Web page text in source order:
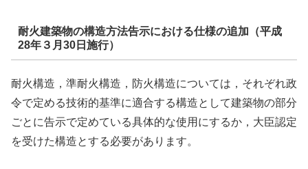
耐火建築物の構造方法告示における仕様の追加（平成
28年３月30日施行）
耐火構造，準耐火構造，防火構造については，それぞれ政
令で定める技術的基準に適合する構造として建築物の部分
ごとに告示で定めている具体的な使用にするか，大臣認定
を受けた構造とする必要があります。